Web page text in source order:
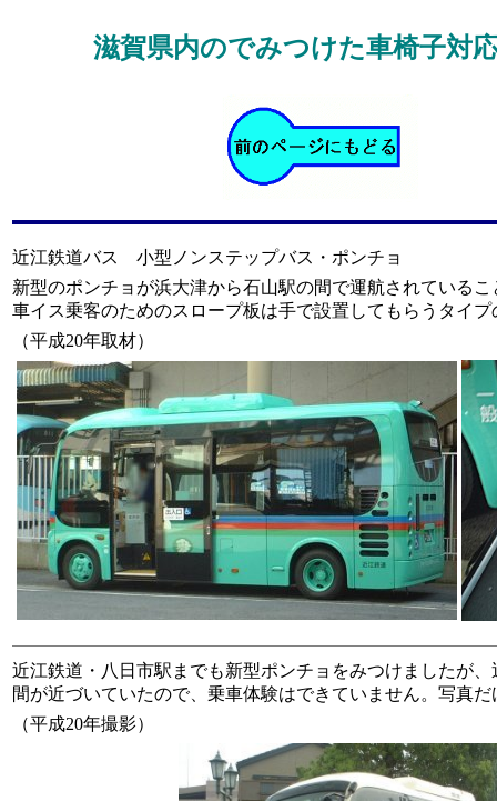
滋賀県内のでみつけた車椅子対
近江鉄道バス 小型ノンステップバス・ポンチョ
新型のポンチョが浜大津から石山駅の間で運航されている
車イス乗客のためのスロープ板は手で設置してもらうタイ
（平成20年取材）
近江鉄道・八日市駅までも新型ポンチョをみつけましたが
間が近づいていたので、乗車体験はできていません。写真
（平成20年撮影）